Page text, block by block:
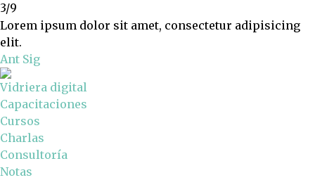
3/9
Lorem ipsum dolor sit amet, consectetur adipisicing
elit.
Ant Sig
Vidriera digital
Capacitaciones
Cursos
Charlas
Consultoría
Notas